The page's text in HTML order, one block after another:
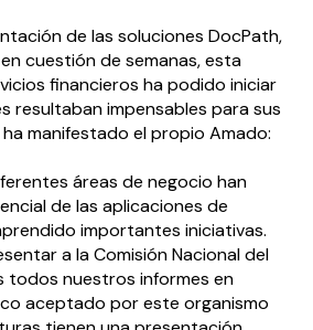
de las soluciones DocPath,
cuestión de semanas, esta
financieros ha podido iniciar
resultaban impensables para sus
manifestado el propio Amado:
áreas de negocio han
de las aplicaciones de
importantes iniciativas.
a la Comisión Nacional del
todos nuestros informes en
aceptado por este organismo